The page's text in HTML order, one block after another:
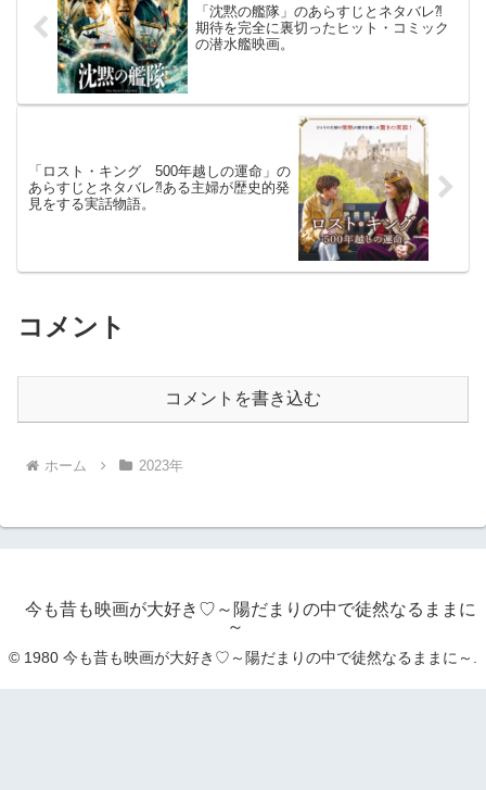
「沈黙の艦隊」のあらすじとネタバレ⁈
期待を完全に裏切ったヒット・コミック
の潜水艦映画。
「ロスト・キング 500年越しの運命」の
あらすじとネタバレ⁈ある主婦が歴史的発
見をする実話物語。
コメント
コメントを書き込む
ホーム 2023年
今も昔も映画が大好き♡～陽だまりの中で徒然なるままに
～
© 1980 今も昔も映画が大好き♡～陽だまりの中で徒然なるままに～.